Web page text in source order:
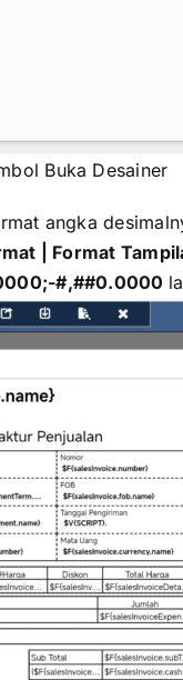
Buka Desainer
angka
| Format
#,##0.0000